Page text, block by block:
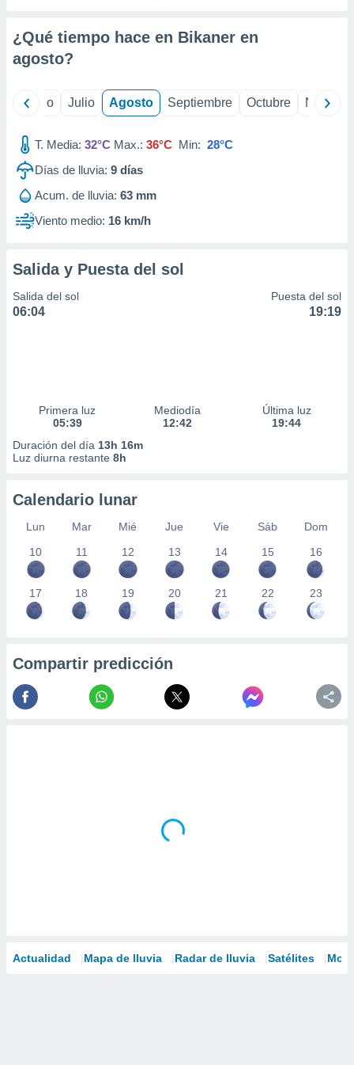
e
de
¿Qué tiempo hace en Bikaner en
agosto?
Junio Julio Agosto Septiembre Octubre
T. Media: 32°C Max.: 36°C Min: 28°C
Días de lluvia: 9 días
Acum. de lluvia: 63 mm
Viento medio: 16 km/h
Salida y Puesta del sol
Salida del sol
06:04
Puesta del sol
19:19
Primera luz
05:39
Mediodía
12:42
Última luz
19:44
Duración del día 13h 16m
Luz diurna restante 8h
Calendario lunar
Lun Mar Mié Jue Vie Sáb
Dom
10
11 12 13 14 15 16
17 18 19 20 21 22 23
Compartir predicción
Actualidad Mapa de lluvia Radar de lluvia Satélites